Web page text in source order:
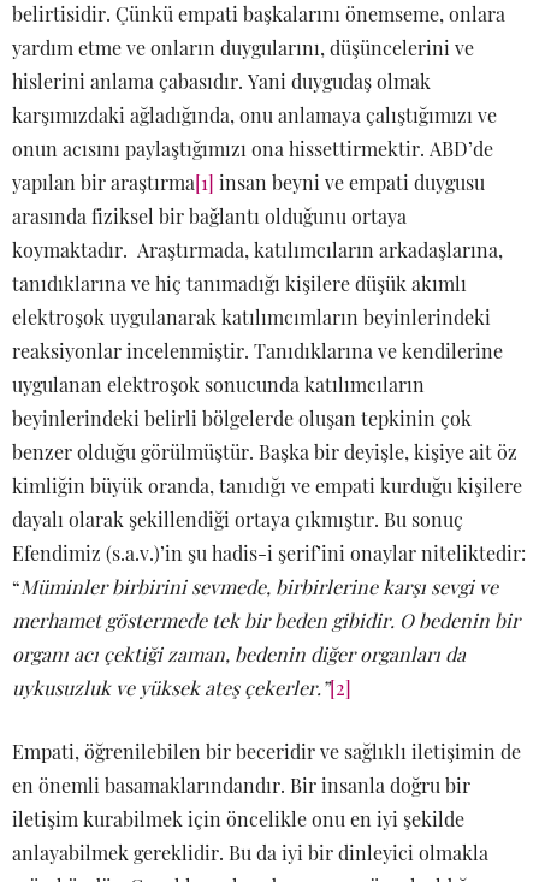
belirtisidir. Çünkü empati başkalarını önemseme, onlara
yardım etme ve onların duygularını, düşüncelerini ve
hislerini anlama çabasıdır. Yani duygudaş olmak
karşımızdaki ağladığında, onu anlamaya çalıştığımızı ve
onun acısını paylaştığımızı ona hissettirmektir. ABD’de
yapılan bir araştırma[1] insan beyni ve empati duygusu
arasında fiziksel bir bağlantı olduğunu ortaya
koymaktadır. Araştırmada, katılımcıların arkadaşlarına,
tanıdıklarına ve hiç tanımadığı kişilere düşük akımlı
elektroşok uygulanarak katılımcımların beyinlerindeki
reaksiyonlar incelenmiştir. Tanıdıklarına ve kendilerine
uygulanan elektroşok sonucunda katılımcıların
beyinlerindeki belirli bölgelerde oluşan tepkinin çok
benzer olduğu görülmüştür. Başka bir deyişle, kişiye ait öz
kimliğin büyük oranda, tanıdığı ve empati kurduğu kişilere
dayalı olarak şekillendiği ortaya çıkmıştır. Bu sonuç
Efendimiz (s.a.v.)’in şu hadis-i şerif’ini onaylar niteliktedir:
“Müminler birbirini sevmede, birbirlerine karşı sevgi ve
merhamet göstermede tek bir beden gibidir. O bedenin bir
organı acı çektiği zaman, bedenin diğer organları da
uykusuzluk ve yüksek ateş çekerler.”[2]
Empati, öğrenilebilen bir beceridir ve sağlıklı iletişimin de
en önemli basamaklarındandır. Bir insanla doğru bir
iletişim kurabilmek için öncelikle onu en iyi şekilde
anlayabilmek gereklidir. Bu da iyi bir dinleyici olmakla